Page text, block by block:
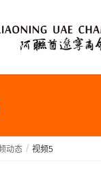
动态 视频5